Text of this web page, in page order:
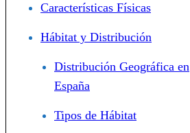
Características Físicas
Hábitat y Distribución
Distribución Geográfica en
España
Tipos de Hábitat